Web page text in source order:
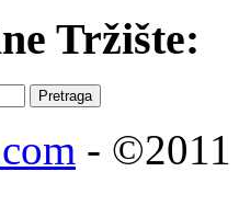
Tržište:
- ©2011